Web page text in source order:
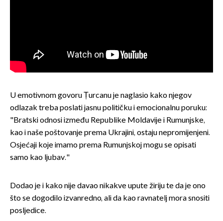
U emotivnom govoru Țurcanu je naglasio kako njegov
odlazak treba poslati jasnu političku i emocionalnu poruku:
"Bratski odnosi između Republike Moldavije i Rumunjske,
kao i naše poštovanje prema Ukrajini, ostaju nepromijenjeni.
Osjećaji koje imamo prema Rumunjskoj mogu se opisati
samo kao ljubav."
Dodao je i kako nije davao nikakve upute žiriju te da je ono
što se dogodilo izvanredno, ali da kao ravnatelj mora snositi
posljedice.